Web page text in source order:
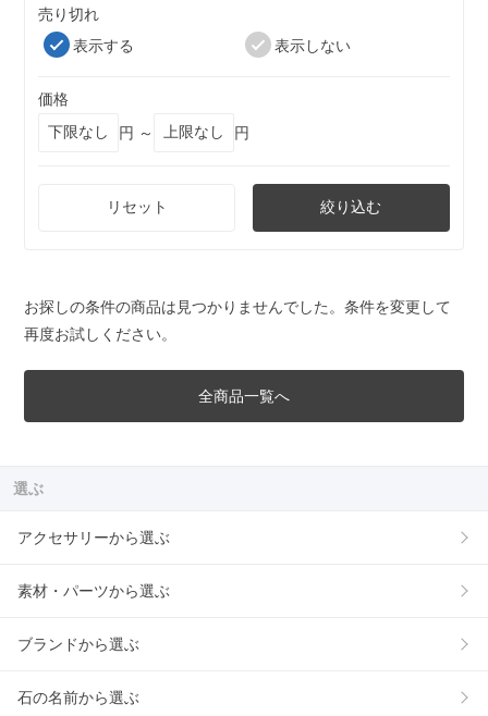
売り切れ
表示する
表示しない
価格
円 ～
円
リセット 絞り込む
お探しの条件の商品は見つかりませんでした。条件を変更して
再度お試しください。
全商品一覧へ
選ぶ
アクセサリーから選ぶ
素材・パーツから選ぶ
ブランドから選ぶ
石の名前から選ぶ